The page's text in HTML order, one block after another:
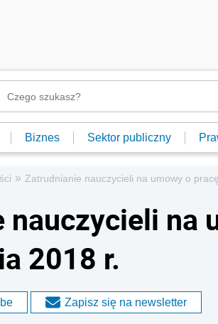
Biznes Sektor publiczny
» Zatrudnianie nauczycieli na umowy o
na
2018 r.
Zapisz się na newsletter